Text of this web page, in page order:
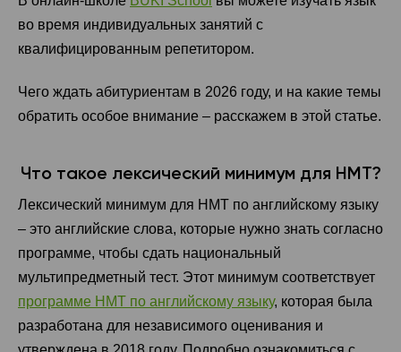
во время индивидуальных занятий с
квалифицированным репетитором.
Чего ждать абитуриентам в 2026 году, и на какие темы
обратить особое внимание – расскажем в этой статье.
Что такое лексический минимум для НМТ?
Лексический минимум для НМТ по английскому языку
– это английские слова, которые нужно знать согласно
программе, чтобы сдать национальный
мультипредметный тест. Этот минимум соответствует
программе НМТ по английскому языку, которая была
разработана для независимого оценивания и